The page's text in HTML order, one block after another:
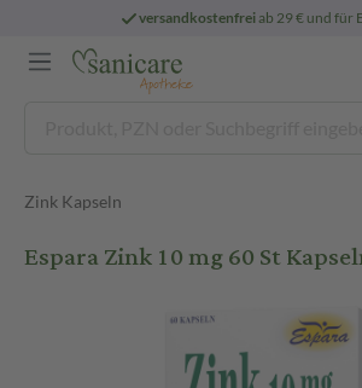
versandkostenfreiab 29 € und für
Zink Kapseln
Espara Zink 10 mg 60 St